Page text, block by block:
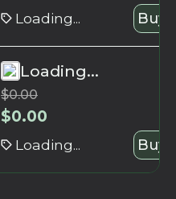
Loading... Buy
Loading...
$0.00
$0.00
Loading... Buy